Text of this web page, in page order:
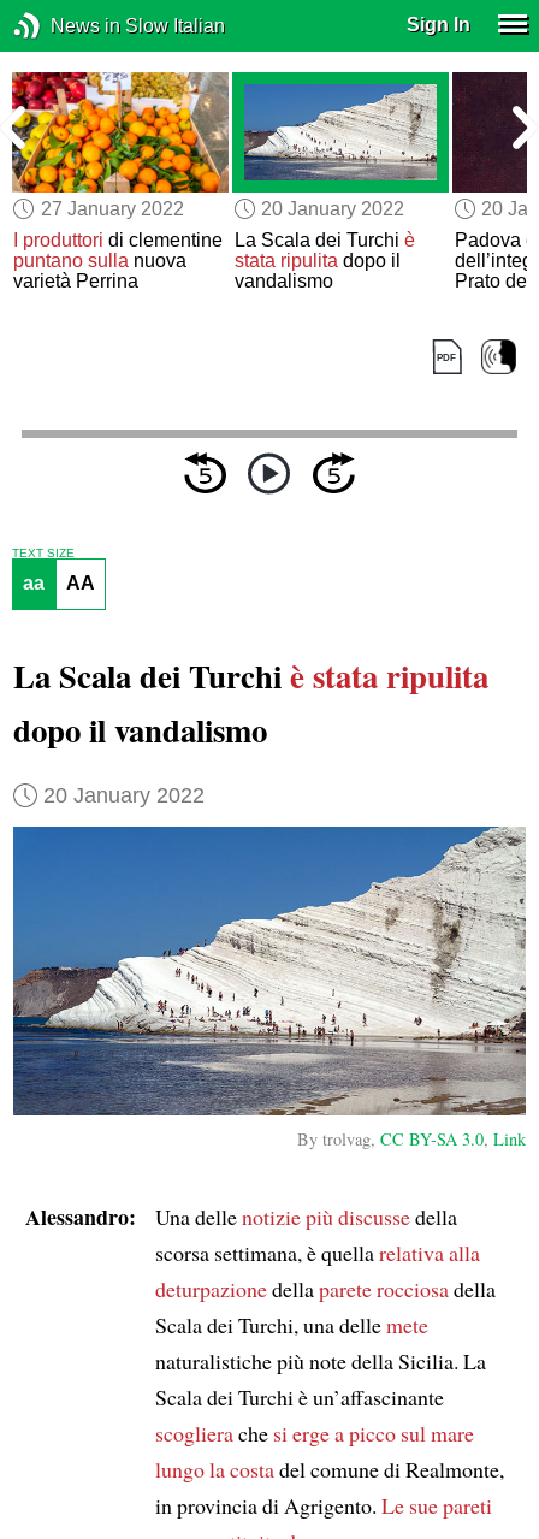
News in Slow Italian Sign In
27 January 2022
I produttori di clementine
puntano sulla nuova
varietà Perrina
20 January 2022
La Scala dei Turchi è
stata ripulitadopo il
vandalismo
20
Padova
Prato
TEXT SIZE
aa AA
La Scala dei Turchiè stata ripulita
dopo il vandalismo
20 January 2022
By trolvag,CC BY-SA 3.0,Link
Alessandro: Una dellenotiziepiù discussedella
scorsa settimana, è quellarelativa alla
deturpazionedellaparete rocciosadella
Scala dei Turchi, una dellemete
naturalistiche più note della Sicilia. La
Scala dei Turchi è un’affascinante
scoglierache si erge a picco sul mare
lungo la costadel comune di Realmonte,
in provincia di Agrigento. Le sue pareti